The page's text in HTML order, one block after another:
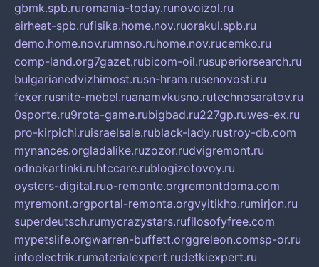
gbmk.spb.ruromania-today.runovoizol.ru
airheat-spb.rufisika.home.nov.ruorakul.spb.ru
demo.home.nov.rumnso.ruhome.nov.rucemko.ru
comp-land.org7gazet.rubicom-oil.rusuperiorsearch.ru
bulgarianedvizhimost.rusn-hram.rusenovosti.ru
fexer.rusnite-mebel.ruanamvkusno.rutechnosaratov.ru
0sporte.ru9rota-game.rubigbad.ru227gp.ruwes-ex.ru
pro-kirpichi.ruisraelsale.rublack-lady.rustroy-db.com
mynances.orgladalike.ruzozor.rudvigremont.ru
odnokartinki.ruhtccare.rublogizotovoy.ru
oysters-digital.ruo-remonte.orgremontdoma.com
myremont.orgportal-remonta.orgvyitikho.rumirjon.ru
superdeutsch.rumycrazystars.rufilosofyfree.com
mypetslife.orgwarren-buffett.orggreleon.comsp-or.ru
infoelectrik.rumaterialexpert.rudetkiexpert.ru